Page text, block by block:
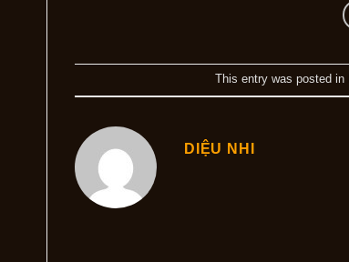
This entry was posted in
DIỆU NHI